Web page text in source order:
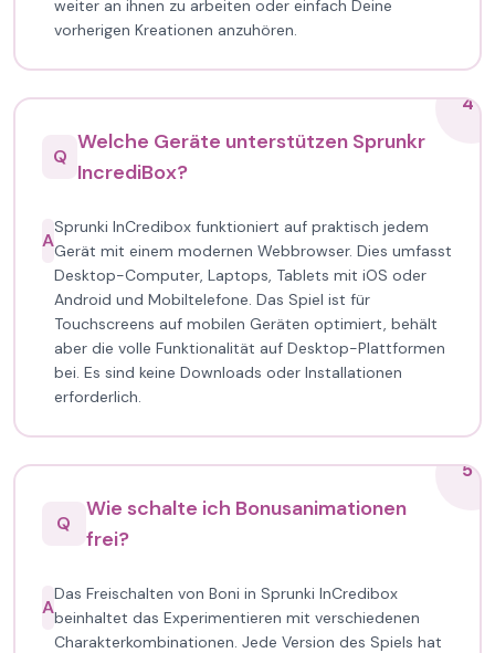
weiter an ihnen zu arbeiten oder einfach Deine
vorherigen Kreationen anzuhören.
4
Q
Welche Geräte unterstützen Sprunkr
IncrediBox?
A
Sprunki InCredibox funktioniert auf praktisch jedem
Gerät mit einem modernen Webbrowser. Dies umfasst
Desktop-Computer, Laptops, Tablets mit iOS oder
Android und Mobiltelefone. Das Spiel ist für
Touchscreens auf mobilen Geräten optimiert, behält
aber die volle Funktionalität auf Desktop-Plattformen
bei. Es sind keine Downloads oder Installationen
erforderlich.
5
Q
Wie schalte ich Bonusanimationen
frei?
A
Das Freischalten von Boni in Sprunki InCredibox
beinhaltet das Experimentieren mit verschiedenen
Charakterkombinationen. Jede Version des Spiels hat